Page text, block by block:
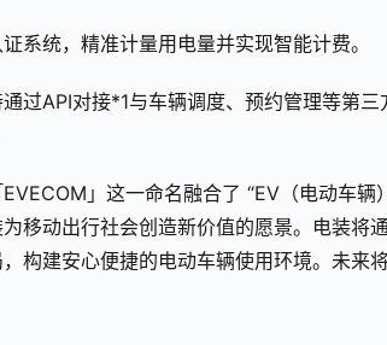
系统，精准计量用电量并实现智能计费。
过API对接*1与车辆调度、预约管理等第
」这一命名融合了 “EV（电动车
移动出行社会创造新价值的愿景。电装将
构建安心便捷的电动车辆使用环境。未来